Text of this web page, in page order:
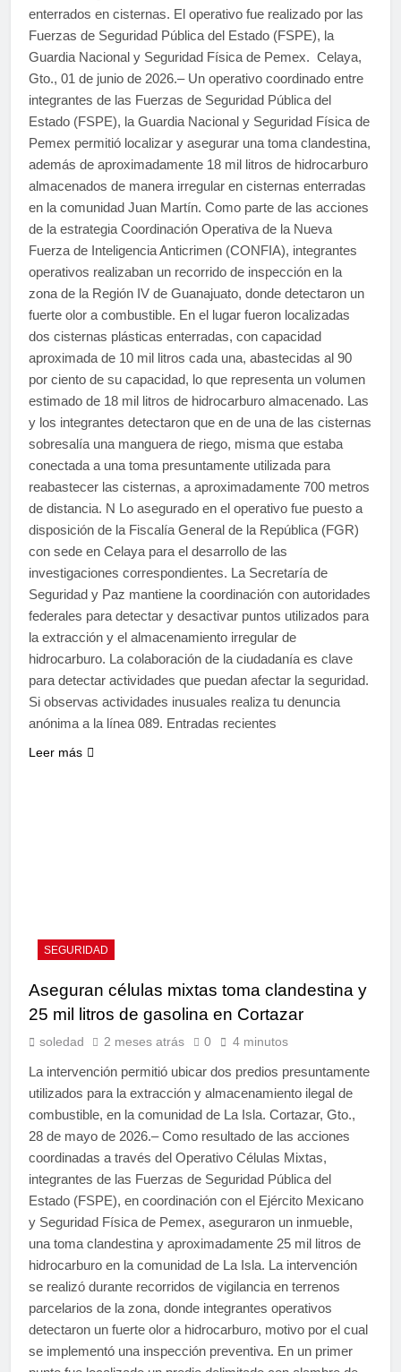
enterrados en cisternas. El operativo fue realizado por las
Fuerzas de Seguridad Pública del Estado (FSPE), la
Guardia Nacional y Seguridad Física de Pemex. Celaya,
Gto., 01 de junio de 2026.– Un operativo coordinado entre
integrantes de las Fuerzas de Seguridad Pública del
Estado (FSPE), la Guardia Nacional y Seguridad Física de
Pemex permitió localizar y asegurar una toma clandestina,
además de aproximadamente 18 mil litros de hidrocarburo
almacenados de manera irregular en cisternas enterradas
en la comunidad Juan Martín. Como parte de las acciones
de la estrategia Coordinación Operativa de la Nueva
Fuerza de Inteligencia Anticrimen (CONFIA), integrantes
operativos realizaban un recorrido de inspección en la
zona de la Región IV de Guanajuato, donde detectaron un
fuerte olor a combustible. En el lugar fueron localizadas
dos cisternas plásticas enterradas, con capacidad
aproximada de 10 mil litros cada una, abastecidas al 90
por ciento de su capacidad, lo que representa un volumen
estimado de 18 mil litros de hidrocarburo almacenado. Las
y los integrantes detectaron que en de una de las cisternas
sobresalía una manguera de riego, misma que estaba
conectada a una toma presuntamente utilizada para
reabastecer las cisternas, a aproximadamente 700 metros
de distancia. N Lo asegurado en el operativo fue puesto a
disposición de la Fiscalía General de la República (FGR)
con sede en Celaya para el desarrollo de las
investigaciones correspondientes. La Secretaría de
Seguridad y Paz mantiene la coordinación con autoridades
federales para detectar y desactivar puntos utilizados para
la extracción y el almacenamiento irregular de
hidrocarburo. La colaboración de la ciudadanía es clave
para detectar actividades que puedan afectar la seguridad.
Si observas actividades inusuales realiza tu denuncia
anónima a la línea 089. Entradas recientes
Leer más
SEGURIDAD
Aseguran células mixtas toma clandestina y
25 mil litros de gasolina en Cortazar
soledad 2 meses atrás 0 4 minutos
La intervención permitió ubicar dos predios presuntamente
utilizados para la extracción y almacenamiento ilegal de
combustible, en la comunidad de La Isla. Cortazar, Gto.,
28 de mayo de 2026.– Como resultado de las acciones
coordinadas a través del Operativo Células Mixtas,
integrantes de las Fuerzas de Seguridad Pública del
Estado (FSPE), en coordinación con el Ejército Mexicano
y Seguridad Física de Pemex, aseguraron un inmueble,
una toma clandestina y aproximadamente 25 mil litros de
hidrocarburo en la comunidad de La Isla. La intervención
se realizó durante recorridos de vigilancia en terrenos
parcelarios de la zona, donde integrantes operativos
detectaron un fuerte olor a hidrocarburo, motivo por el cual
se implementó una inspección preventiva. En un primer